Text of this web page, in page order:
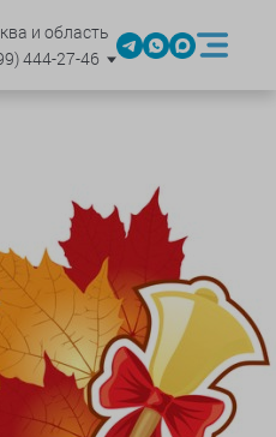
и область
444-27-46